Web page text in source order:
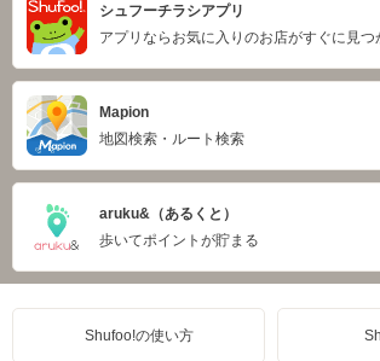
シュフーチラシアプリ
アプリならお気に入りのお店がすぐに見つ
Mapion
地図検索・ルート検索
aruku&（あるくと）
歩いてポイントが貯まる
Shufoo!の使い方